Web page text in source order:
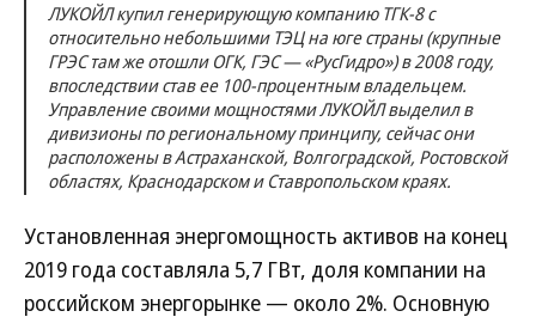
ЛУКОЙЛ купил генерирующую компанию ТГК-8 с
относительно небольшими ТЭЦ на юге страны (крупные
ГРЭС там же отошли ОГК, ГЭС — «РусГидро») в 2008 году,
впоследствии став ее 100-процентным владельцем.
Управление своими мощностями ЛУКОЙЛ выделил в
дивизионы по региональному принципу, сейчас они
расположены в Астраханской, Волгоградской, Ростовской
областях, Краснодарском и Ставропольском краях.
Установленная энергомощность активов на конец
2019 года составляла 5,7 ГВт, доля компании на
российском энергорынке — около 2%. Основную